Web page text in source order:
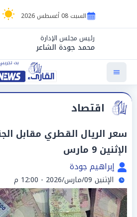
السبت 08 أغسطس 2026
رئيس مجلس الإدارة
محمد جودة الشاعر
اقتصاد
سعر الريال القطري مقابل
الإثنين 9 مارس
إبراهيم جودة
الإثنين 09/مارس/2026 - 12:00 م